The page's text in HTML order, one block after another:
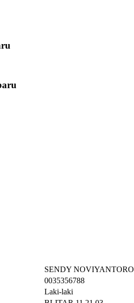
SENDY NOVIYANTORO
0035356788
Laki-laki